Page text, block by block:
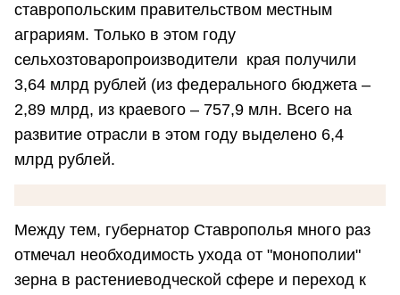
ставропольским правительством местным
аграриям. Только в этом году
сельхозтоваропроизводители края получили
3,64 млрд рублей (из федерального бюджета –
2,89 млрд, из краевого – 757,9 млн. Всего на
развитие отрасли в этом году выделено 6,4
млрд рублей.
Между тем, губернатор Ставрополья много раз
отмечал необходимость ухода от "монополии"
зерна в растениеводческой сфере и переход к